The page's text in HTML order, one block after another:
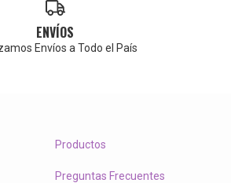
ENVÍOS
Envíos a Todo el País
Productos
Preguntas Frecuentes